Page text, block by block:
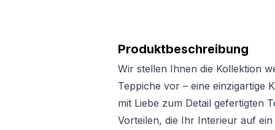
Produktbeschreibung
Wir stellen Ihnen die Kollektion
Teppiche vor – eine einzigartige
mit Liebe zum Detail gefertigten
Vorteilen, die Ihr Interieur auf